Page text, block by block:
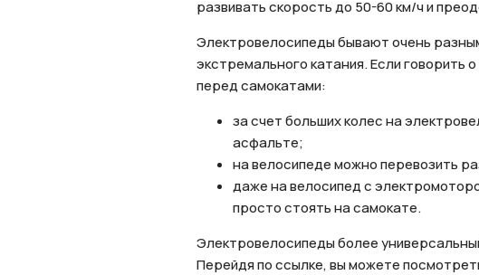
развивать скорость до 50-60 км/ч и
Электровелосипеды бывают очень
экстремального катания. Если
перед самокатами:
за счет больших колес на
асфальте;
на велосипеде можно перевозить
даже на велосипед с
просто стоять на самокате.
Электровелосипеды более
Перейдя по ссылке, вы можете